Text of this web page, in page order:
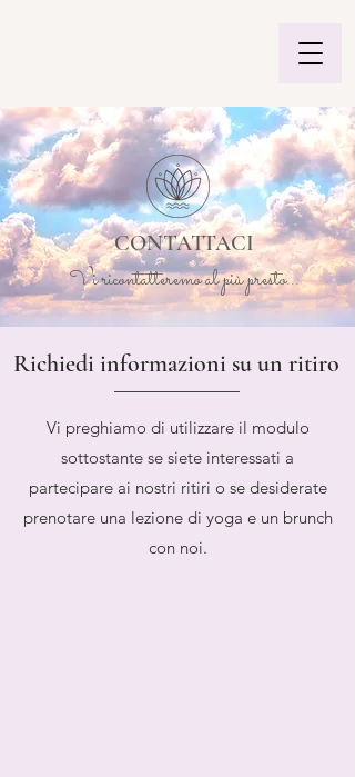
CONTATTACI
Vi ricontatteremo al più presto...
Richiedi informazioni su un ritiro
Vi preghiamo di utilizzare il modulo
sottostante se siete interessati a
partecipare ai nostri ritiri o se desiderate
prenotare una lezione di yoga e un brunch
con noi.